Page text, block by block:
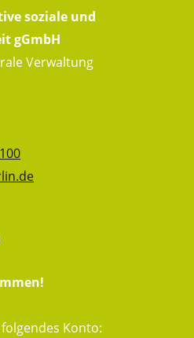
soziale und
gGmbH
Verwaltung
Konto: